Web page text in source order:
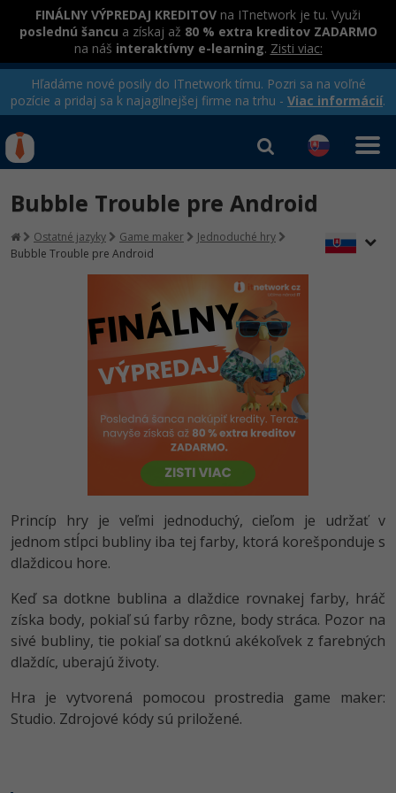
FINÁLNY VÝPREDAJ KREDITOV na ITnetwork je tu. Využi
poslednú šancu a získaj až 80 % extra kreditov ZADARMO
na náš interaktívny e-learning. Zisti viac:
Hľadáme nové posily do ITnetwork tímu. Pozri sa na voľné
pozície a pridaj sa k najagilnejšej firme na trhu - Viac informácií.
Rekvalifikačné kurzy
hradené úradom práce
Kurzy programovania
Java -80%
C# .NET -80%
Python -80%
-80%
C++ -80%
Kotlin -80%
Céčko -80%
VB.NET
Prihlásiť sa| Registrovať
Bubble Trouble pre Android
Ostatné jazyky Game maker
Jednoduché hry
Bubble Trouble pre Android
Princíp hry je veľmi jednoduchý, cieľom je udržať v
jednom stĺpci bubliny iba tej farby, ktorá korešponduje s
dlaždicou hore.
Keď sa dotkne bublina a dlaždice rovnakej farby, hráč
získa body, pokiaľ sú farby rôzne, body stráca. Pozor na
sivé bubliny, tie pokiaľ sa dotknú akékoľvek z farebných
dlaždíc, uberajú životy.
Hra je vytvorená pomocou prostredia game maker:
Studio. Zdrojové kódy sú priložené.